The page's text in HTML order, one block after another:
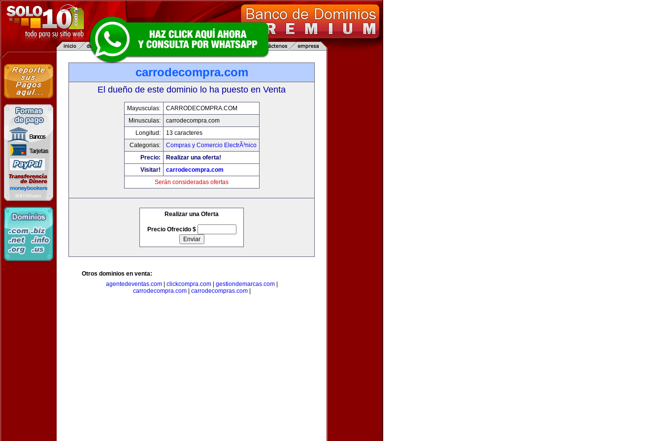
carrodecompra.com
El dueño de este dominio lo ha puesto en Venta
Mayusculas:
CARRODECOMPRA.COM
Minusculas:
carrodecompra.com
Longitud:
13 caracteres
Categorias:
Compras y Comercio ElectrÃ³nico
Precio:
Realizar una oferta!
Visitar!
carrodecompra.com
Serán consideradas ofertas
Realizar una Oferta
Precio Ofrecido $
Otros dominios en venta:
agentedeventas.com| clickcompra.com| gestiondemarcas.com|
carrodecompra.com| carrodecompras.com|